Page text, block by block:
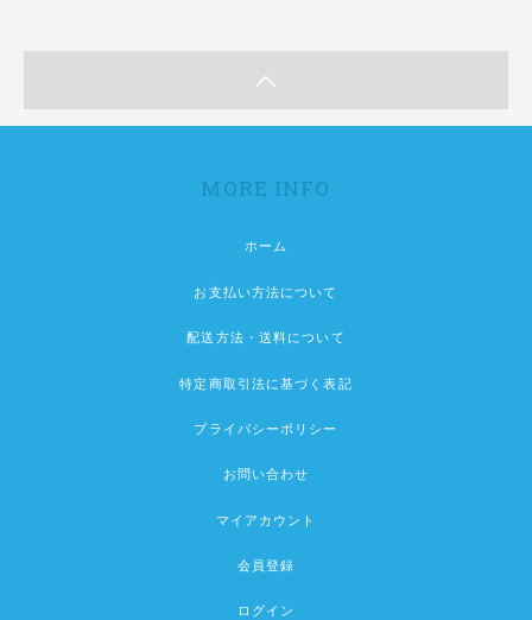
MORE INFO
ホーム
お支払い方法について
配送方法・送料について
特定商取引法に基づく表記
プライバシーポリシー
お問い合わせ
マイアカウント
会員登録
ログイン